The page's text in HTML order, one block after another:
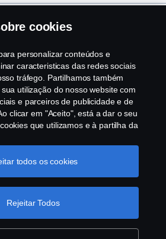
cookies
personalizar conteúdos e
caracteristicas das redes sociais
tráfego. Partilhamos também
utilização do nosso website com
e parceiros de publicidade e de
clicar em "Aceito", está a dar o seu
que utilizamos e à partilha da
visite a nossa secção de cookies,
rodapé, ou como gerimos os seus
Rejeitar Todos
todos os cookies